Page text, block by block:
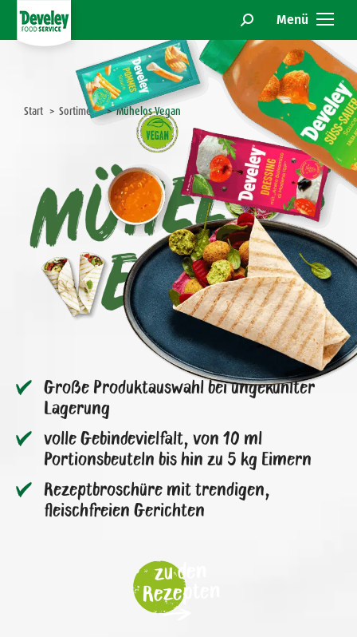
Menü
Search:
Sie befinden sich hier:
Start Sortiment Mühelos Vegan
Große Produktauswahl bei ungekühlter
Lagerung
volle Gebindevielfalt, von 10 ml
Portionsbeuteln bis hin zu 5 kg Eimern
Rezeptbroschüre mit trendigen,
fleischfreien Gerichten
zu den
Rezepten